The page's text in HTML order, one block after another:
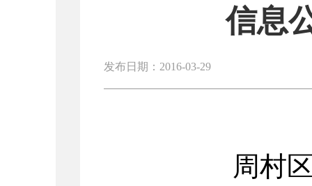
信息
发布日期：2016-03-29
周村